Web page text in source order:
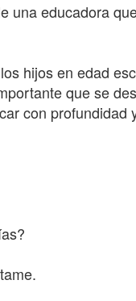
una educadora
hijos en edad
que se
con profundidad